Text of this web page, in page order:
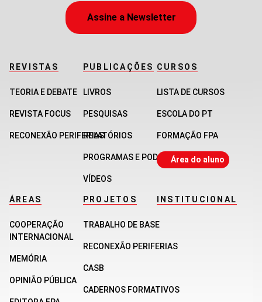
Assine a Newsletter
REVISTAS
TEORIA E DEBATE
REVISTA FOCUS
RECONEXÃO PERIFERIAS
PUBLICAÇÕES
LIVROS
PESQUISAS
RELATÓRIOS
PROGRAMAS E PODCASTS
VÍDEOS
CURSOS
LISTA DE CURSOS
ESCOLA DO PT
FORMAÇÃO FPA
Área do aluno
ÁREAS
COOPERAÇÃO
INTERNACIONAL
MEMÓRIA
OPINIÃO PÚBLICA
PROJETOS
TRABALHO DE BASE
RECONEXÃO PERIFERIAS
CASB
CADERNOS FORMATIVOS
INSTITUCIONAL